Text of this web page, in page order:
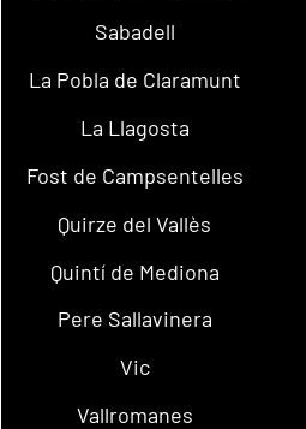
Sabadell
La Pobla de Claramunt
La Llagosta
Fost de Campsentelles
Quirze del Vallès
Quintí de Mediona
Pere Sallavinera
Vic
Vallromanes